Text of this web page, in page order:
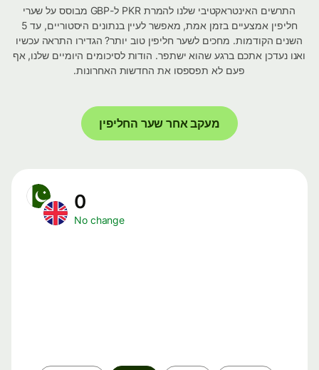
התרשים האינטראקטיבי שלנו להמרת PKR ל-GBP מבוסס על שערי
חליפין אמצעיים בזמן אמת, מאפשר לעיין בנתונים היסטוריים, עד 5
השנים הקודמות. מחכים לשער חליפין טוב יותר? הגדירו התראה עכשיו
ואנו נעדכן אתכם ברגע שהוא ישתפר. הודות לסיכומים היומיים שלנו, אף
פעם לא תפספסו את החדשות האחרונות.
מעקב אחר שער החליפין
No change